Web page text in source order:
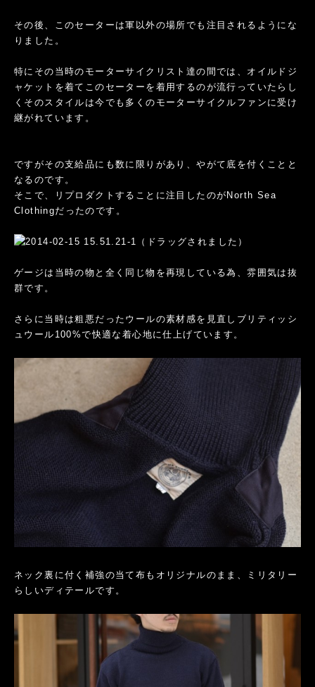
その後、このセーターは軍以外の場所でも注目されるようにな
りました。
特にその当時のモーターサイクリスト達の間では、オイルドジ
ャケットを着てこのセーターを着用するのが流行っていたらし
くそのスタイルは今でも多くのモーターサイクルファンに受け
継がれています。
ですがその支給品にも数に限りがあり、やがて底を付くことと
なるのです。
そこで、リプロダクトすることに注目したのがNorth Sea
Clothingだったのです。
ゲージは当時の物と全く同じ物を再現している為、雰囲気は抜
群です。
さらに当時は粗悪だったウールの素材感を見直しブリティッシ
ュウール100%で快適な着心地に仕上げています。
ネック裏に付く補強の当て布もオリジナルのまま、ミリタリー
らしいディテールです。